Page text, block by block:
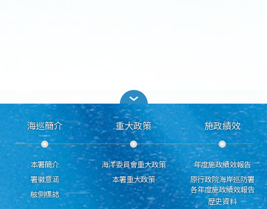
海巡簡介
本署簡介
署徽意涵
舷側標誌
重大政策
海洋委員會重大政策
本署重大政策
施政績效
年度施政績效報告
原行政院海岸巡防署
各年度施政績效報告
歷史資料